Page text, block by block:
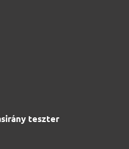
teszter